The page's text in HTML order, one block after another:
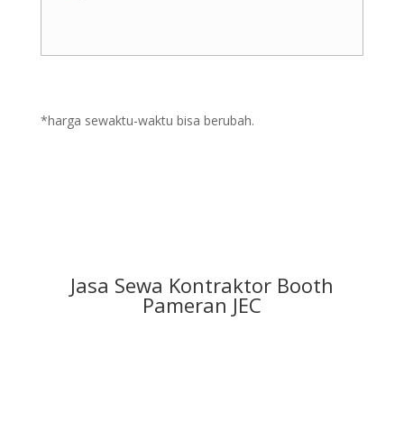
*harga sewaktu-waktu bisa berubah.
Jasa Sewa Kontraktor Booth
Pameran JEC